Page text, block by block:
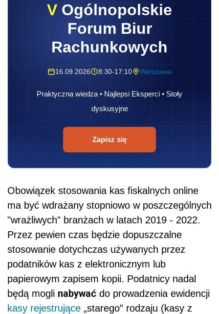
V Ogólnopolskie
Forum Biur
Rachunkowych
16.09.2026 8:30-17:10 Warszawa
Praktyczna wiedza • Najlepsi Eksperci • Stoły
dyskusyjne
Zapisz się
Obowiązek stosowania kas fiskalnych online
ma być wdrażany stopniowo w poszczególnych
"wrażliwych" branżach w latach 2019 - 2022.
Przez pewien czas będzie dopuszczalne
stosowanie dotychczas używanych przez
podatników kas z elektronicznym lub
papierowym zapisem kopii. Podatnicy nadal
będą mogli nabywać do prowadzenia ewidencji
kasy rejestrujące „starego” rodzaju (kasy z